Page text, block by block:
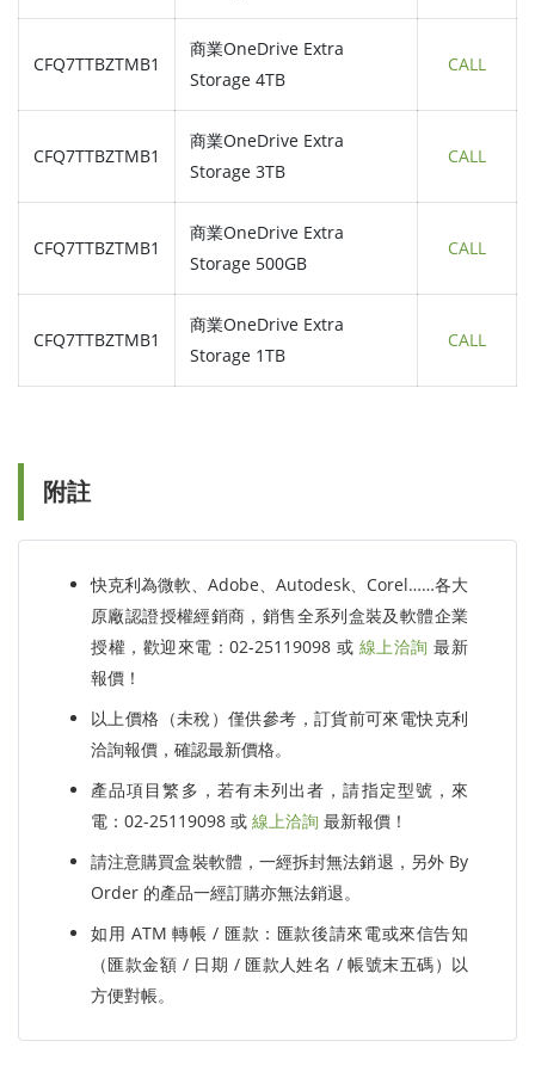
CFQ7TTBZTMB1
商業OneDrive Extra
Storage 4TB
CALL
CFQ7TTBZTMB1
商業OneDrive Extra
Storage 3TB
CALL
CFQ7TTBZTMB1
商業OneDrive Extra
Storage 500GB
CALL
CFQ7TTBZTMB1
商業OneDrive Extra
Storage 1TB
CALL
附註
快克利為微軟、Adobe、Autodesk、Corel……各大
原廠認證授權經銷商，銷售全系列盒裝及軟體企業
授權，歡迎來電：02-25119098 或 線上洽詢 最新
報價！
以上價格（未稅）僅供參考，訂貨前可來電快克利
洽詢報價，確認最新價格。
產品項目繁多，若有未列出者，請指定型號，來
電：02-25119098 或 線上洽詢 最新報價！
請注意購買盒裝軟體，一經拆封無法銷退，另外 By
Order 的產品一經訂購亦無法銷退。
如用 ATM 轉帳 / 匯款：匯款後請來電或來信告知
（匯款金額 / 日期 / 匯款人姓名 / 帳號末五碼）以
方便對帳。